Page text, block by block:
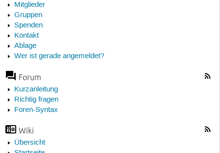
Mitglieder
Gruppen
Spenden
Kontakt
Ablage
Wer ist gerade angemeldet?
Forum
Kurzanleitung
Richtig fragen
Foren-Syntax
Wiki
Übersicht